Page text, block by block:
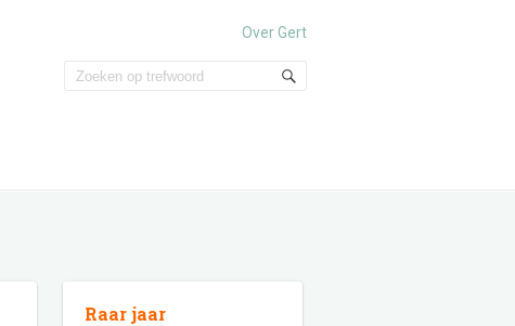
Over Gert
Raar jaar